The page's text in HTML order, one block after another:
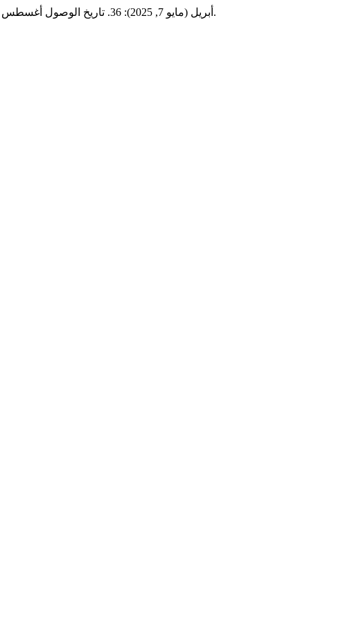
18, no. أبريل (مايو 7, 2025): 36. تاريخ الوصول أغسطس 6, 2026.